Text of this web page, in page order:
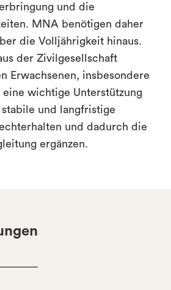
und die
MNA benötigen daher
die Volljährigkeit hinaus.
der Zivilgesellschaft
Erwachsenen, insbesondere
wichtige Unterstützung
und langfristige
und dadurch die
ergänzen.